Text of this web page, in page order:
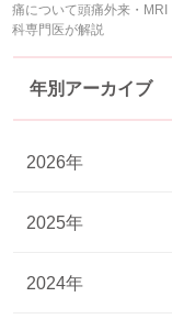
痛について頭痛外来・MRI
科専門医が解説
年別アーカイブ
2026年
2025年
2024年